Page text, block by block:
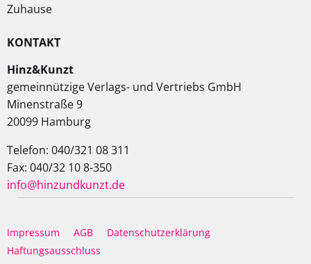
Zuhause
KONTAKT
Hinz&Kunzt
gemeinnützige Verlags- und Vertriebs GmbH
Minenstraße 9
20099 Hamburg
Telefon: 040/321 08 311
Fax: 040/32 10 8-350
info@hinzundkunzt.de
Impressum AGB
Datenschutzerklärung
Haftungsausschluss